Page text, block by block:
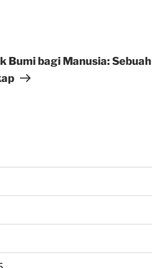
Bumi bagi Manusia: Sebuah